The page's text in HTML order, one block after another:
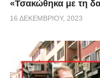
«Τσακώθηκα με τη
16 ΔΕΚΕΜΒΡΊΟΥ, 2023